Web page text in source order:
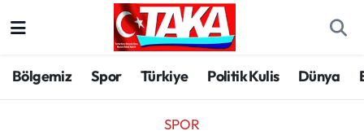
Bölgemiz Spor Türkiye Politik Kulis Dünya
SPOR
Spor
Trabzon Hava Durumu